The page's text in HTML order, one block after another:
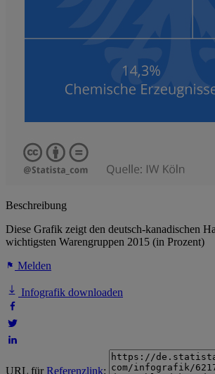
Beschreibung
Diese Grafik zeigt den deutsch-kanadischen
wichtigsten Warengruppen 2015 (in Prozent)
Melden
Infografik downloaden
URL fürReferenzlink: